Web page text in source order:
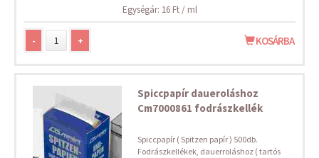
Egységár: 16 Ft / ml
- + KOSÁRBA
Spiccpapír daueroláshoz
Cm7000861 fodrászkellék
Spiccpapír ( Spitzen papír ) 500db.
Fodrászkellékek, dauerroláshoz ( tartós